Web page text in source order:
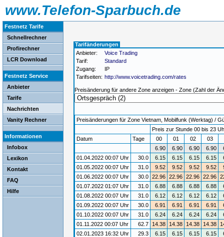
www.Telefon-Sparbuch.de
Festnetz Tarife
Schnellrechner
Profirechner
LCR Download
Festnetz Service
Anbieter
Tarife
Nachrichten
Vanity Rechner
Informationen
Infobox
Lexikon
Kontakt
FAQ
Hilfe
Tarifänderungen
Anbieter:
Voice Trading
Tarif:
Standard
Zugang:
IP
Tarifseiten: http://www.voicetrading.com/rates
Preisänderung für andere Zone anzeigen - Zone (Zahl der
Preisänderungen für Zone Vietnam, Mobilfunk (Werktag) /
Preis zur Stunde 00 bis 23
Datum
Tage 00 01 02 03
6.90
6.90 6.90 6.90
01.04.2022 00:07 Uhr
30.0 6.15 6.15 6.15 6.15
01.05.2022 00:07 Uhr
31.0 9.52 9.52 9.52 9.52
01.06.2022 00:07 Uhr
30.0 22.96 22.96 22.96 22.96
01.07.2022 01:07 Uhr
31.0 6.88 6.88 6.88 6.88
01.08.2022 00:07 Uhr
31.0 6.12 6.12 6.12 6.12
01.09.2022 00:07 Uhr
30.0 6.91 6.91 6.91 6.91
01.10.2022 00:07 Uhr
31.0 6.24 6.24 6.24 6.24
01.11.2022 00:07 Uhr
62.7 14.38 14.38 14.38 14.38
02.01.2023 16:32 Uhr
29.3 6.15 6.15 6.15 6.15